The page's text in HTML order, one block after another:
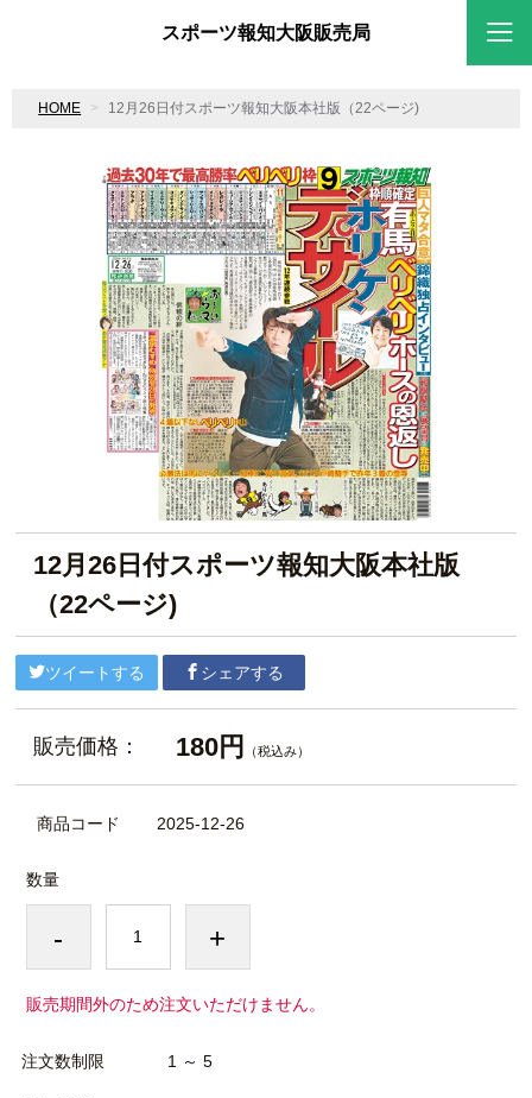
スポーツ報知大阪販売局
HOME 12月26日付スポーツ報知大阪本社版（22ページ)
12月26日付スポーツ報知大阪本社版
（22ページ)
ツイートする シェアする
販売価格： 180円 （税込み）
商品コード 2025-12-26
数量
- +
販売期間外のため注文いただけません。
注文数制限 1 ～ 5